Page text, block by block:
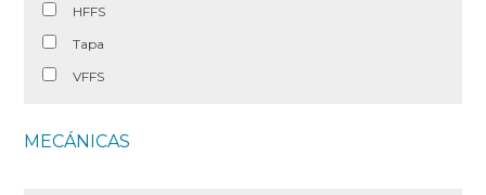
HFFS
Tapa
VFFS
MECÁNICAS